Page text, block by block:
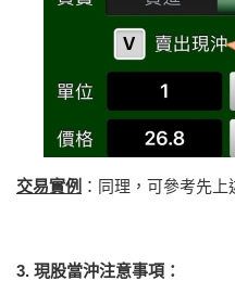
交易實例 ：同理，可參考先上
3. 現股當沖注意事項：